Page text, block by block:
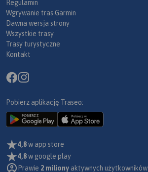
Regulamin
Wgrywanie tras Garmin
Dawna wersja strony
Wszystkie trasy
Trasy turystyczne
Kontakt
Pobierz aplikację Traseo:
4,8w app store
4,8w google play
Prawie 2 miliony aktywnych użytkowników